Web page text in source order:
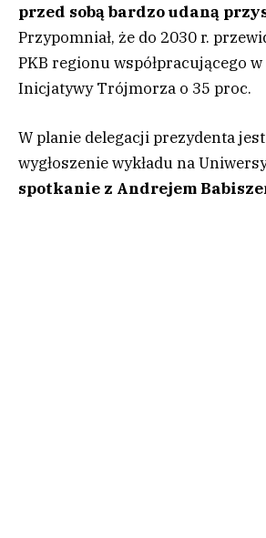
przed sobą bardzo udaną
Przypomniał, że do 2030 r.
PKB regionu współpracującego
Inicjatywy Trójmorza o 35 proc.
W planie delegacji prezydenta
wygłoszenie wykładu na
spotkanie z Andrejem